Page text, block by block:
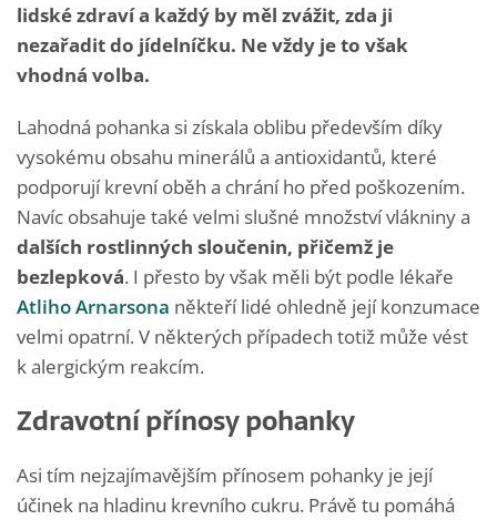
lidské zdraví a každý by měl zvážit, zda ji
nezařadit do jídelníčku. Ne vždy je to však
vhodná volba.
Lahodná pohanka si získala oblibu především díky
vysokému obsahu minerálů a antioxidantů, které
podporují krevní oběh a chrání ho před poškozením.
Navíc obsahuje také velmi slušné množství vlákniny a
dalších rostlinných sloučenin, přičemž je
bezlepková. I přesto by však měli být podle lékaře
Atliho Arnarsona někteří lidé ohledně její konzumace
velmi opatrní. V některých případech totiž může vést
k alergickým reakcím.
Zdravotní přínosy pohanky
Asi tím nejzajímavějším přínosem pohanky je její
účinek na hladinu krevního cukru. Právě tu pomáhá